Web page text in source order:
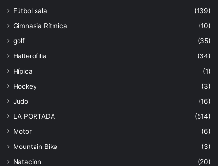
Fútbol sala
(139)
Gimnasia Rítmica
(10)
golf
(35)
Halterofilia
(34)
Hípica
(1)
Hockey
(3)
Judo
(16)
LA PORTADA
(514)
Motor
(6)
Mountain Bike
(3)
Natación
(20)